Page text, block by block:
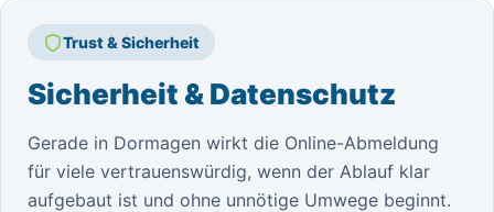
Trust & Sicherheit
Sicherheit & Datenschutz
Gerade in Dormagen wirkt die Online-Abmeldung
für viele vertrauenswürdig, wenn der Ablauf klar
aufgebaut ist und ohne unnötige Umwege beginnt.